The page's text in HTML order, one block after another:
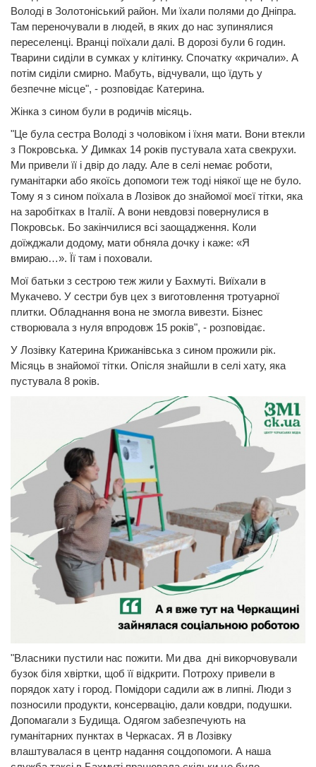
Володі в Золотоніський район. Ми їхали полями до Дніпра.
Там переночували в людей, в яких до нас зупинялися
переселенці. Вранці поїхали далі. В дорозі були 6 годин.
Тварини сиділи в сумках у клітинку. Спочатку «кричали». А
потім сиділи смирно. Мабуть, відчували, що їдуть у
безпечне місце", - розповідає Катерина.
Жінка з сином були в родичів місяць.
"Це була сестра Володі з чоловіком і їхня мати. Вони втекли
з Покровська. У Димках 14 років пустувала хата свекрухи.
Ми привели її і двір до ладу. Але в селі немає роботи,
гуманітарки або якоїсь допомоги теж тоді ніякої ще не було.
Тому я з сином поїхала в Лозівок до знайомої моєї тітки, яка
на заробітках в Італії. А вони невдовзі повернулися в
Покровськ. Бо закінчилися всі заощадження. Коли
доїжджали додому, мати обняла дочку і каже: «Я
вмираю…». Її там і поховали.
Мої батьки з сестрою теж жили у Бахмуті. Виїхали в
Мукачево. У сестри був цех з виготовлення тротуарної
плитки. Обладнання вона не змогла вивезти. Бізнес
створювала з нуля впродовж 15 років", - розповідає.
У Лозівку Катерина Крижанівська з сином прожили рік.
Місяць в знайомої тітки. Опісля знайшли в селі хату, яка
пустувала 8 років.
"Власники пустили нас пожити. Ми два дні викорчовували
бузок біля хвіртки, щоб її відкрити. Потроху привели в
порядок хату і город. Помідори садили аж в липні. Люди з
позносили продукти, консервацію, дали ковдри, подушки.
Допомагали з Будища. Одягом забезпечують на
гуманітарних пунктах в Черкасах. Я в Лозівку
влаштувалася в центр надання соцдопомоги. А наша